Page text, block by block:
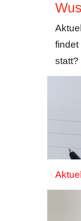
findet
statt?